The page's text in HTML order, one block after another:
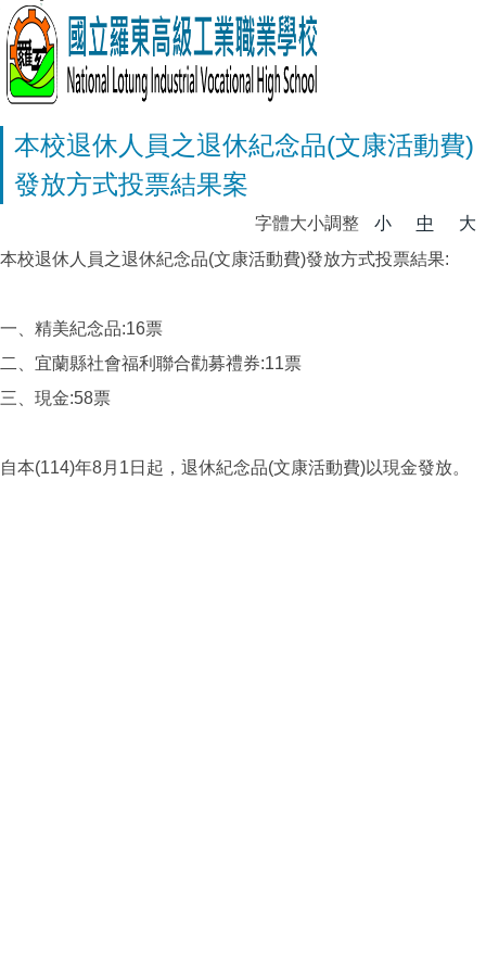
本校退休人員之退休紀念品(文康活動費)
發放方式投票結果案
字體大小調整 小 中
大
本校退休人員之退休紀念品(文康活動費)發放方式投票結果:
一、精美紀念品:16票
二、宜蘭縣社會福利聯合勸募禮券:11票
三、現金:58票
自本(114)年8月1日起，退休紀念品(文康活動費)以現金發放。